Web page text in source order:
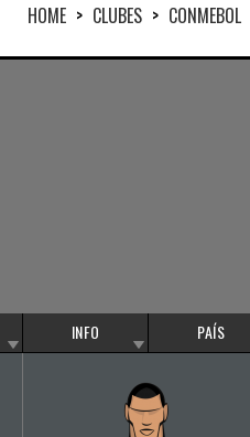
HOME > CLUBES > CONMEBOL
INFO PAÍS